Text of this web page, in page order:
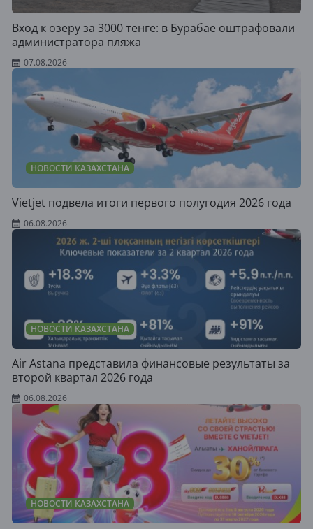
Вход к озеру за 3000 тенге: в Бурабае оштрафовали
администратора пляжа
07.08.2026
НОВОСТИ КАЗАХСТАНА
Vietjet подвела итоги первого полугодия 2026 года
06.08.2026
НОВОСТИ КАЗАХСТАНА
Air Astana представила финансовые результаты за
второй квартал 2026 года
06.08.2026
НОВОСТИ КАЗАХСТАНА